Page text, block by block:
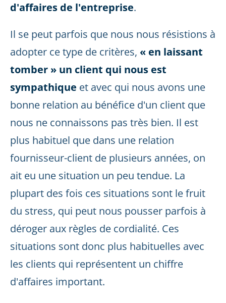
d'affaires de l'entreprise.
Il se peut parfois que nous nous résistions à
adopter ce type de critères, « en laissant
tomber » un client qui nous est
sympathique et avec qui nous avons une
bonne relation au bénéfice d'un client que
nous ne connaissons pas très bien. Il est
plus habituel que dans une relation
fournisseur-client de plusieurs années, on
ait eu une situation un peu tendue. La
plupart des fois ces situations sont le fruit
du stress, qui peut nous pousser parfois à
déroger aux règles de cordialité. Ces
situations sont donc plus habituelles avec
les clients qui représentent un chiffre
d'affaires important.